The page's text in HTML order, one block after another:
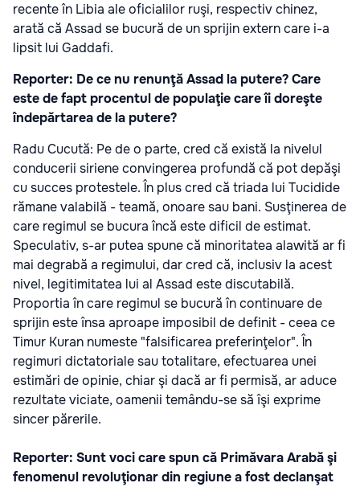
recente în Libia ale oficialilor ruşi, respectiv chinez,
arată că Assad se bucură de un sprijin extern care i-a
lipsit lui Gaddafi.
Reporter: De ce nu renunţă Assad la putere? Care
este de fapt procentul de populaţie care îi doreşte
îndepărtarea de la putere?
Radu Cucută: Pe de o parte, cred că există la nivelul
conducerii siriene convingerea profundă că pot depăşi
cu succes protestele. În plus cred că triada lui Tucidide
rămane valabilă - teamă, onoare sau bani. Susţinerea de
care regimul se bucura încă este dificil de estimat.
Speculativ, s-ar putea spune că minoritatea alawită ar fi
mai degrabă a regimului, dar cred că, inclusiv la acest
nivel, legitimitatea lui al Assad este discutabilă.
Proportia în care regimul se bucură în continuare de
sprijin este însa aproape imposibil de definit - ceea ce
Timur Kuran numeste "falsificarea preferinţelor". În
regimuri dictatoriale sau totalitare, efectuarea unei
estimări de opinie, chiar şi dacă ar fi permisă, ar aduce
rezultate viciate, oamenii temându-se să îşi exprime
sincer părerile.
Reporter: Sunt voci care spun că Primăvara Arabă şi
fenomenul revoluţionar din regiune a fost declanşat